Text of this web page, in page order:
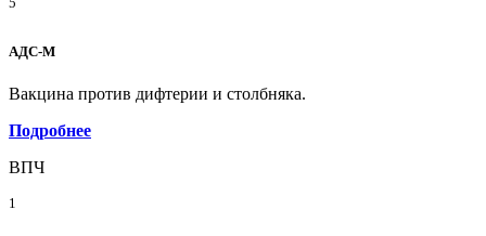
АДС-М
Вакцина против дифтерии и столбняка.
Подробнее
ВПЧ
1